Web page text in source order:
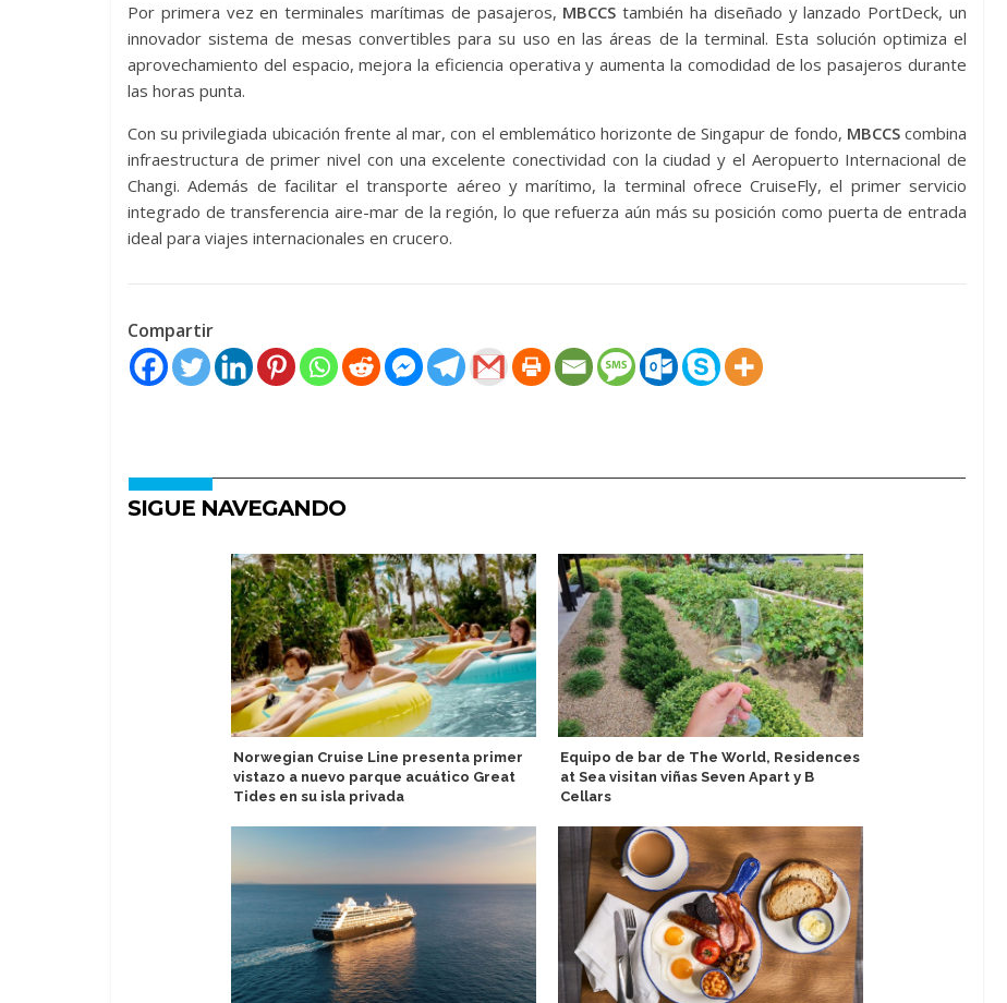
Por primera vez en terminales marítimas de pasajeros, MBCCS también ha diseñado y lanzado PortDeck, un
innovador sistema de mesas convertibles para su uso en las áreas de la terminal. Esta solución optimiza el
aprovechamiento del espacio, mejora la eficiencia operativa y aumenta la comodidad de los pasajeros durante
las horas punta.
Con su privilegiada ubicación frente al mar, con el emblemático horizonte de Singapur de fondo, MBCCScombina
infraestructura de primer nivel con una excelente conectividad con la ciudad y el Aeropuerto Internacional de
Changi. Además de facilitar el transporte aéreo y marítimo, la terminal ofrece CruiseFly, el primer servicio
integrado de transferencia aire-mar de la región, lo que refuerza aún más su posición como puerta de entrada
ideal para viajes internacionales en crucero.
Compartir
SIGUE NAVEGANDO
Norwegian Cruise Line presenta primer
vistazo a nuevo parque acuático Great
Tides en su isla privada
Equipo de bar de The World, Residences
at Sea visitan viñas Seven Apart y B
Cellars